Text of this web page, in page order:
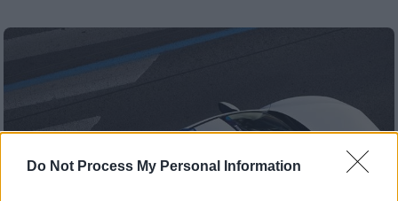
Do Not Process My Personal Information